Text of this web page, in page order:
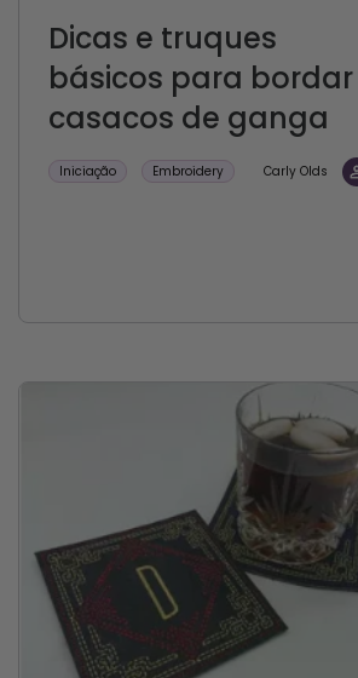
Dicas e truques
básicos para bordar
casacos de ganga
Iniciação Embroidery Carly Olds